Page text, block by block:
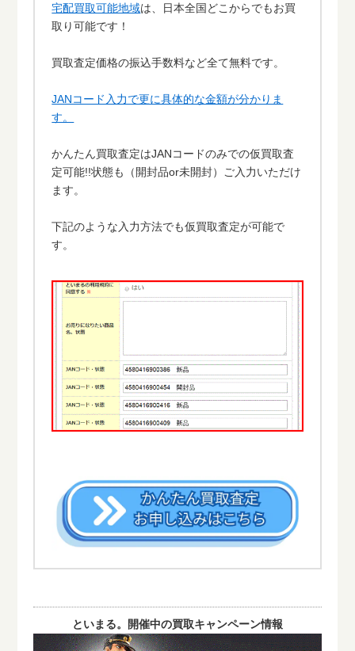
宅配買取可能地域は、日本全国どこからでもお買
取り可能です！
買取査定価格の振込手数料など全て無料です。
JANコード入力で更に具体的な金額が分かりま
す。
かんたん買取査定はJANコードのみでの仮買取査
定可能!!状態も（開封品or未開封）ご入力いただけ
ます。
下記のような入力方法でも仮買取査定が可能で
す。
といまる。開催中の買取キャンペーン情報